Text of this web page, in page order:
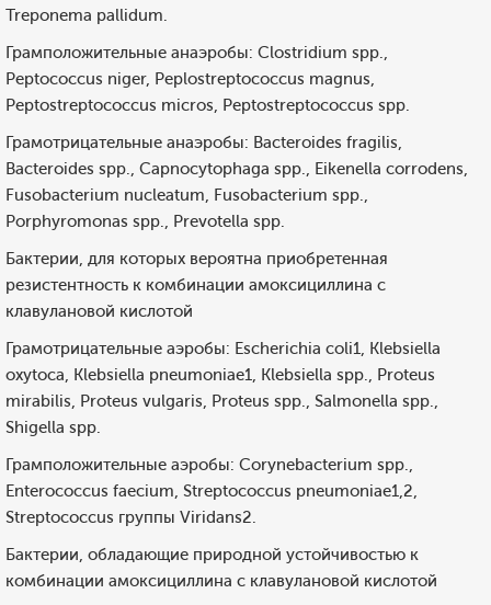
Treponema pallidum.
Грамположительные анаэробы: Clostridium spp.,
Peptococcus niger, Peplostreptococcus magnus,
Peptostreptococcus micros, Peptostreptococcus spp.
Грамотрицательные анаэробы: Bacteroides fragilis,
Bacteroides spp., Capnocytophaga spp., Eikenella corrodens,
Fusobacterium nucleatum, Fusobacterium spp.,
Porphyromonas spp., Prevotella spp.
Бактерии, для которых вероятна приобретенная
резистентность к комбинации амоксициллина с
клавулановой кислотой
Грамотрицательные аэробы: Escherichia coli1, Klebsiella
oxytoca, Klebsiella pneumoniae1, Klebsiella spp., Proteus
mirabilis, Proteus vulgaris, Proteus spp., Salmonella spp.,
Shigella spp.
Грамположительные аэробы: Corynebacterium spp.,
Enterococcus faecium, Streptococcus pneumoniae1,2,
Streptococcus группы Viridans2.
Бактерии, обладающие природной устойчивостью к
комбинации амоксициллина с клавулановой кислотой